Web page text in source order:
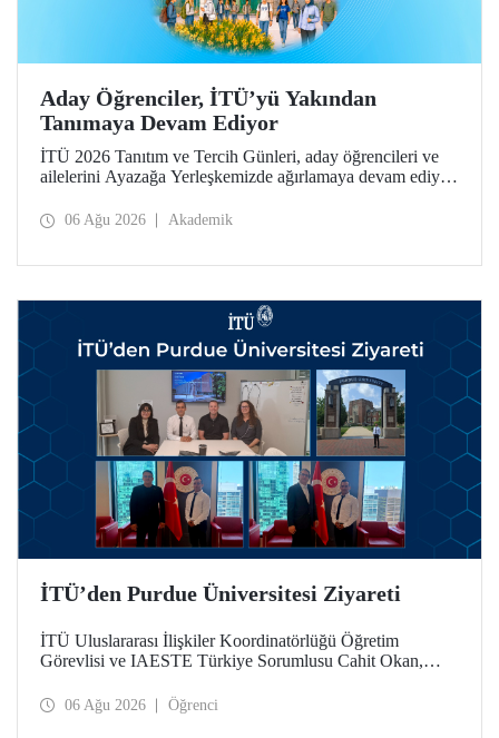
Aday Öğrenciler, İTÜ’yü Yakından
Tanımaya Devam Ediyor
İTÜ 2026 Tanıtım ve Tercih Günleri, aday öğrencileri ve
ailelerini Ayazağa Yerleşkemizde ağırlamaya devam ediyor.
ilgili fakülte ve birimler adaylara bilgi vermeye devam
06 Ağu 2026 Akademik
İTÜ’den Purdue Üniversitesi Ziyareti
İTÜ Uluslararası İlişkiler Koordinatörlüğü Öğretim
Görevlisi ve IAESTE Türkiye Sorumlusu Cahit Okan,
Temmuz tarihlerinde ABD’de dünyanın önde gelen
06 Ağu 2026 Öğrenci